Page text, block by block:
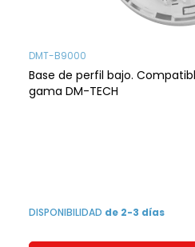
DMT-B9000
Base de perfil bajo.
gama DM-TECH
DISPONIBILIDAD de 2-3 días